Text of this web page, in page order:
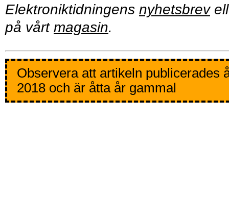
Elektroniktidningens nyhetsbrev
på vårt magasin.
Observera att artikeln publicerades
2018 och är åtta år gammal